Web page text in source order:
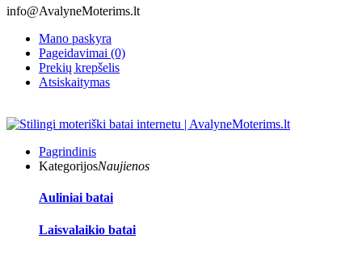
info@AvalyneMoterims.lt
Mano paskyra
Pageidavimai (0)
Prekių krepšelis
Atsiskaitymas
Pagrindinis
KategorijosNaujienos
Auliniai batai
Laisvalaikio batai